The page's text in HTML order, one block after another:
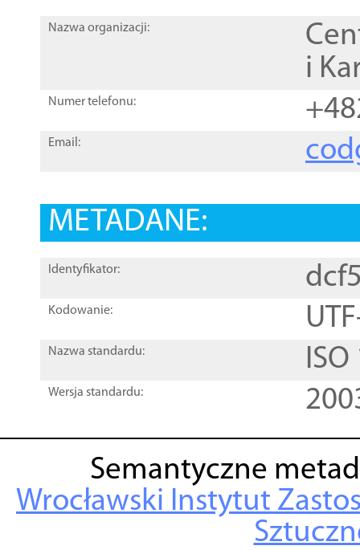
Nazwa organizacji:
i
Numer telefonu:
Email:
METADANE:
Identyfikator:
Kodowanie:
Nazwa standardu:
Wersja standardu:
Semantyczne
Wrocławski Instytut